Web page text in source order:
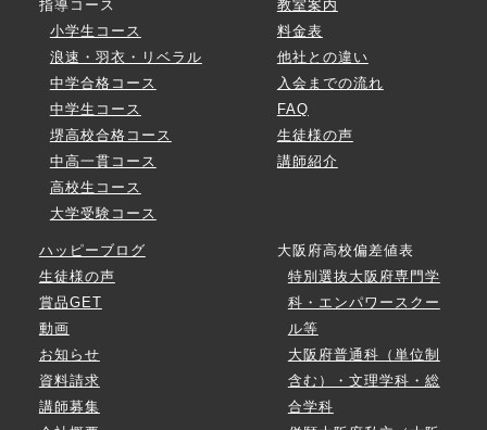
指導コース
小学生コース
浪速・羽衣・リベラル
中学合格コース
中学生コース
堺高校合格コース
中高一貫コース
高校生コース
大学受験コース
教室案内
料金表
他社との違い
入会までの流れ
FAQ
生徒様の声
講師紹介
ハッピーブログ
生徒様の声
賞品GET
動画
お知らせ
資料請求
講師募集
大阪府高校偏差値表
特別選抜大阪府専門学
科・エンパワースクー
ル等
大阪府普通科（単位制
含む）・文理学科・総
合学科